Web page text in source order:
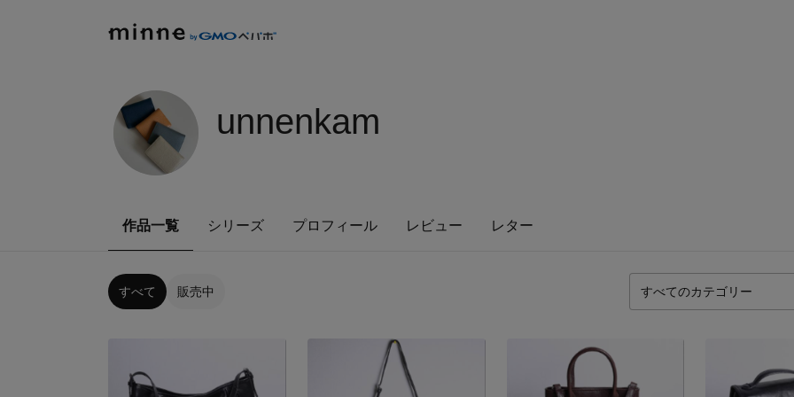
unnenkam
作品一覧 シリーズ プロフィール レビュー レター
すべて 販売中